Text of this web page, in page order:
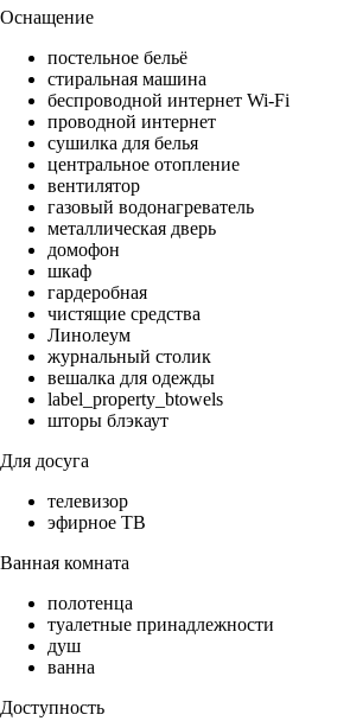
Оснащение
постельное бельё
стиральная машина
беспроводной интернет Wi-Fi
проводной интернет
сушилка для белья
центральное отопление
вентилятор
газовый водонагреватель
металлическая дверь
домофон
шкаф
гардеробная
чистящие средства
Линолеум
журнальный столик
вешалка для одежды
label_property_btowels
шторы блэкаут
Для досуга
телевизор
эфирное ТВ
Ванная комната
полотенца
туалетные принадлежности
душ
ванна
Доступность